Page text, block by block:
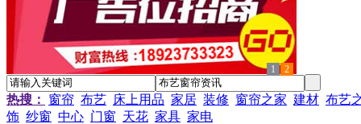
1 2
热搜： 窗帘 布艺 床上用品 家居 装修 窗帘之家 建材 布艺
饰 纱窗 中心 门窗 天花 家具 家电